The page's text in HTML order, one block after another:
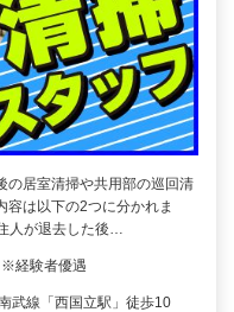
の居室清掃や共用部の巡回清
容は以下の2つに分かれま
人が退去した後…
経験者優遇
武線「西国立駅」徒歩10